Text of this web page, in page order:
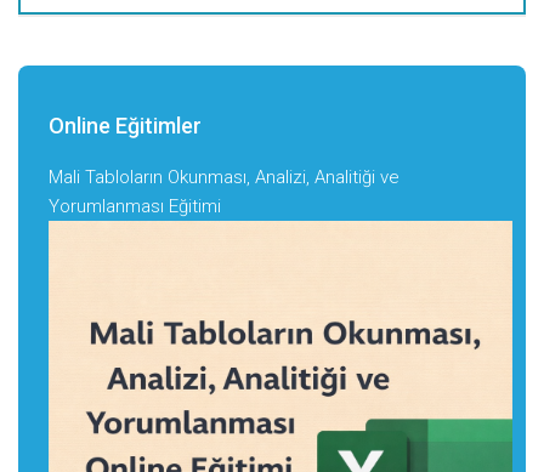
Online Eğitimler
Mali Tabloların Okunması, Analizi, Analitiği ve
Yorumlanması Eğitimi